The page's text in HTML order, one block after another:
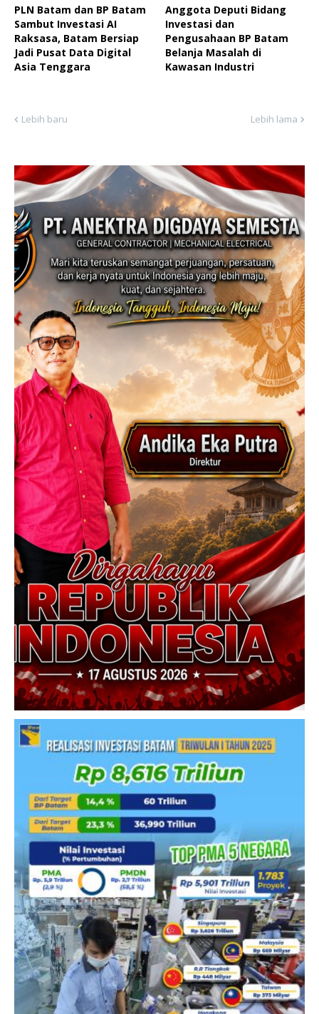
PLN Batam dan BP Batam
Sambut Investasi AI
Raksasa, Batam Bersiap
Jadi Pusat Data Digital
Asia Tenggara
Anggota Deputi Bidang
Investasi dan
Pengusahaan BP Batam
Belanja Masalah di
Kawasan Industri
Lebih baru Lebih lama